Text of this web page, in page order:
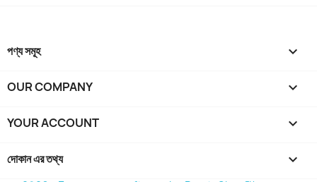
পণ্য সমূহ 
OUR COMPANY 
YOUR ACCOUNT 
দোকান এর তথ্য keyboard_arrow_down